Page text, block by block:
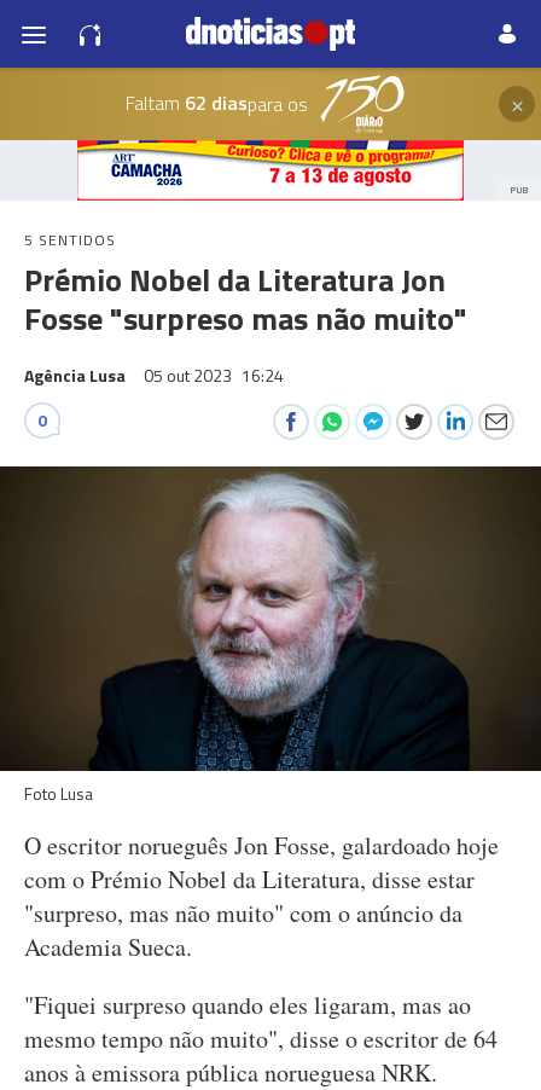
Faltam 62 diaspara os ×
PUB
5 SENTIDOS
Prémio Nobel da Literatura Jon
Fosse "surpreso mas não muito"
Agência Lusa 05 out 2023 16:24
0
Foto Lusa
O escritor norueguês Jon Fosse, galardoado hoje
com o Prémio Nobel da Literatura, disse estar
"surpreso, mas não muito" com o anúncio da
Academia Sueca.
"Fiquei surpreso quando eles ligaram, mas ao
mesmo tempo não muito", disse o escritor de 64
anos à emissora pública norueguesa NRK.